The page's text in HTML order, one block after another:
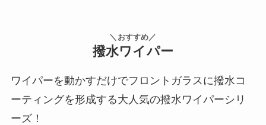
＼おすすめ／
撥水ワイパー
ワイパーを動かすだけでフロントガラスに撥水コ
ーティングを形成する大人気の撥水ワイパーシリ
ーズ！